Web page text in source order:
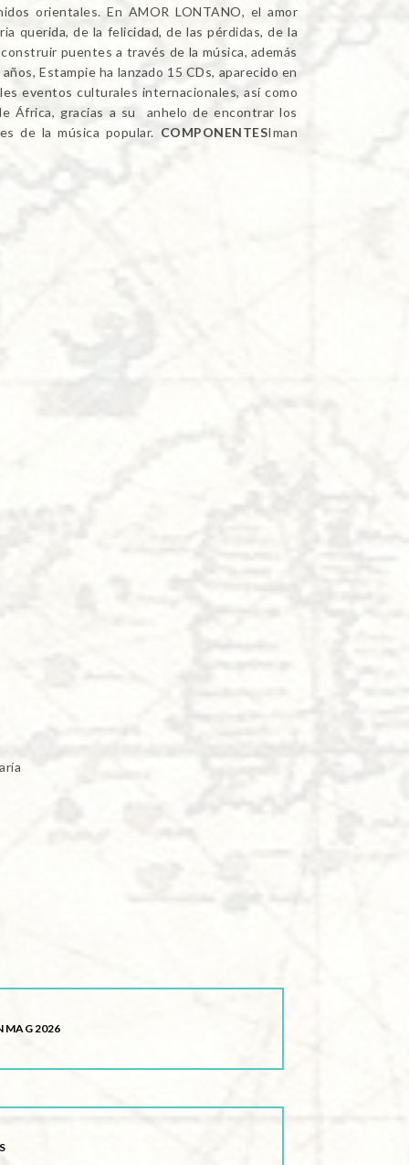
orientales. En AMOR LONTANO, el amor
querida, de la felicidad, de las pérdidas, de la
puentes a través de la música, además
Estampie ha lanzado 15 CDs, aparecido en
eventos culturales internacionales, así como
África, gracias a su anhelo de encontrar los
de la música popular. COMPONENTESIman
MAG 2026